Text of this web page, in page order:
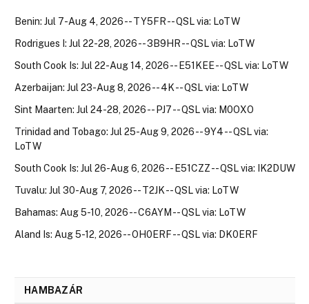
Benin: Jul 7-Aug 4, 2026 -- TY5FR -- QSL via: LoTW
Rodrigues I: Jul 22-28, 2026 -- 3B9HR -- QSL via: LoTW
South Cook Is: Jul 22-Aug 14, 2026 -- E51KEE -- QSL via: LoTW
Azerbaijan: Jul 23-Aug 8, 2026 -- 4K -- QSL via: LoTW
Sint Maarten: Jul 24-28, 2026 -- PJ7 -- QSL via: M0OXO
Trinidad and Tobago: Jul 25-Aug 9, 2026 -- 9Y4 -- QSL via:
LoTW
South Cook Is: Jul 26-Aug 6, 2026 -- E51CZZ -- QSL via: IK2DUW
Tuvalu: Jul 30-Aug 7, 2026 -- T2JK -- QSL via: LoTW
Bahamas: Aug 5-10, 2026 -- C6AYM -- QSL via: LoTW
Aland Is: Aug 5-12, 2026 -- OH0ERF -- QSL via: DK0ERF
HAMBAZÁR